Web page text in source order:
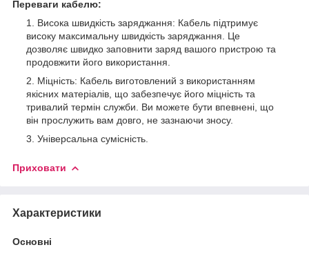
Переваги кабелю:
Висока швидкість заряджання: Кабель підтримує
високу максимальну швидкість заряджання. Це
дозволяє швидко заповнити заряд вашого пристрою та
продовжити його використання.
Міцність: Кабель виготовлений з використанням
якісних матеріалів, що забезпечує його міцність та
тривалий термін служби. Ви можете бути впевнені, що
він прослужить вам довго, не зазнаючи зносу.
Універсальна сумісність.
Приховати
Характеристики
Основні